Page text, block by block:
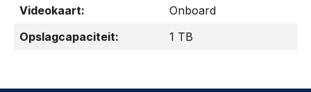
Videokaart:
Onboard
Opslagcapaciteit:
1 TB